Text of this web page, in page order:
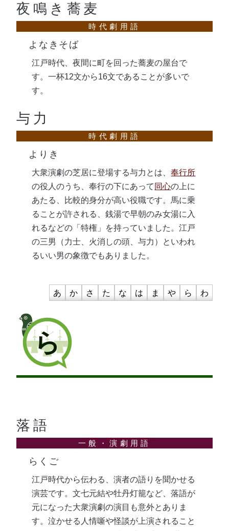
夜鳴き蕎麦
よなきそば
江戸時代、夜間に町を回った蕎麦の屋台で
す。一杯12文から16文であることが多いで
す。
与力
よりき
大衆演劇の芝居に登場する与力とは、奉行所
の役人のうち、奉行の下にあって同心の上に
あたる、比較的身分が高い役職です。馬に乗
ることが許される、銭湯で早朝のみ女湯に入
れるなどの「特権」を持っていました。江戸
の三男（力士、火消しの頭、与力）といわれ
るいい男の象徴でもありました。
あ か さ た な は ま や ら わ
ら
落語
らくご
江戸時代から伝わる、演者の語りを聞かせる
演芸です。文七元結や牡丹灯籠など、落語が
元になった大衆演劇の演目も意外とありま
す。泣かせる人情噺や怪談が上演されること